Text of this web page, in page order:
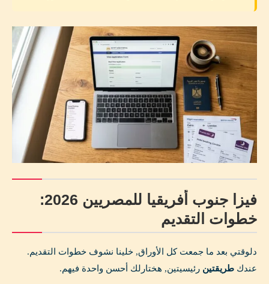
فيزا جنوب أفريقيا للمصريين 2026:
خطوات التقديم
دلوقتي بعد ما جمعت كل الأوراق, خلينا نشوف خطوات التقديم.
عندك طريقتين رئيسيتين, هختارلك أحسن واحدة فيهم.